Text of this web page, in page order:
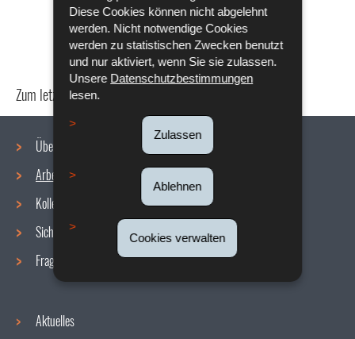
Diese Cookies können nicht abgelehnt
werden. Nicht notwendige Cookies
werden zu statistischen Zwecken benutzt
und nur aktiviert, wenn Sie sie zulassen.
Unsere Datenschutzbestimmungen
lesen.
Zulassen
Ablehnen
Cookies verwalten
Zum letzten Mal aktualisiert am
Navigationsmenü
Über uns
Arbeitsbedingungen
Kollektive Vereinbarungen
Sicherheit/Gesundheit am Arbeitsplatz
Fragen / Antworten
Aktuelles